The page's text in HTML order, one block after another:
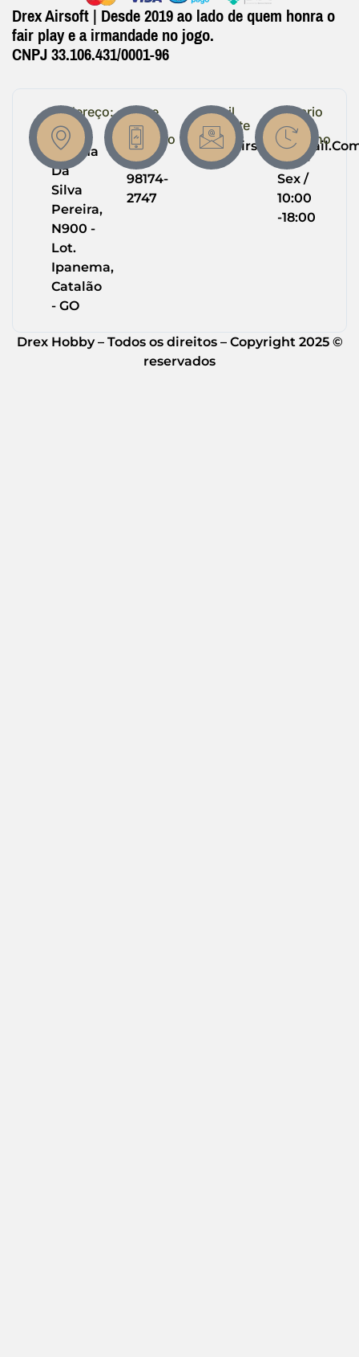
Drex Airsoft | Desde 2019 ao lado de quem honra o
fair play e a irmandade no jogo.
CNPJ 33.106.431/0001-96
Endereço:
R.
Helena
Da
Silva
Pereira,
N900 -
Lot.
Ipanema,
Catalão
- GO
Entre
em
Contato
(64)
98174-
2747
Email
Suporte
Horario
de
Trabalho
Seg -
Sex /
10:00
-18:00
Drex Hobby – Todos os direitos – Copyright 2025 ©
reservados